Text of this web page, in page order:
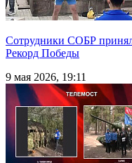
Сотрудники СОБР
Рекорд Победы
9 мая 2026, 19:11